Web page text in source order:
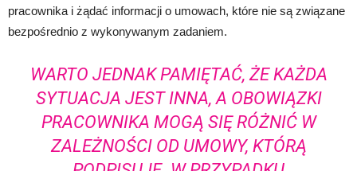
pracownika i żądać informacji o umowach, które nie są związane
bezpośrednio z wykonywanym zadaniem.
WARTO JEDNAK PAMIĘTAĆ, ŻE KAŻDA
SYTUACJA JEST INNA, A OBOWIĄZKI
PRACOWNIKA MOGĄ SIĘ RÓŻNIĆ W
ZALEŻNOŚCI OD UMOWY, KTÓRĄ